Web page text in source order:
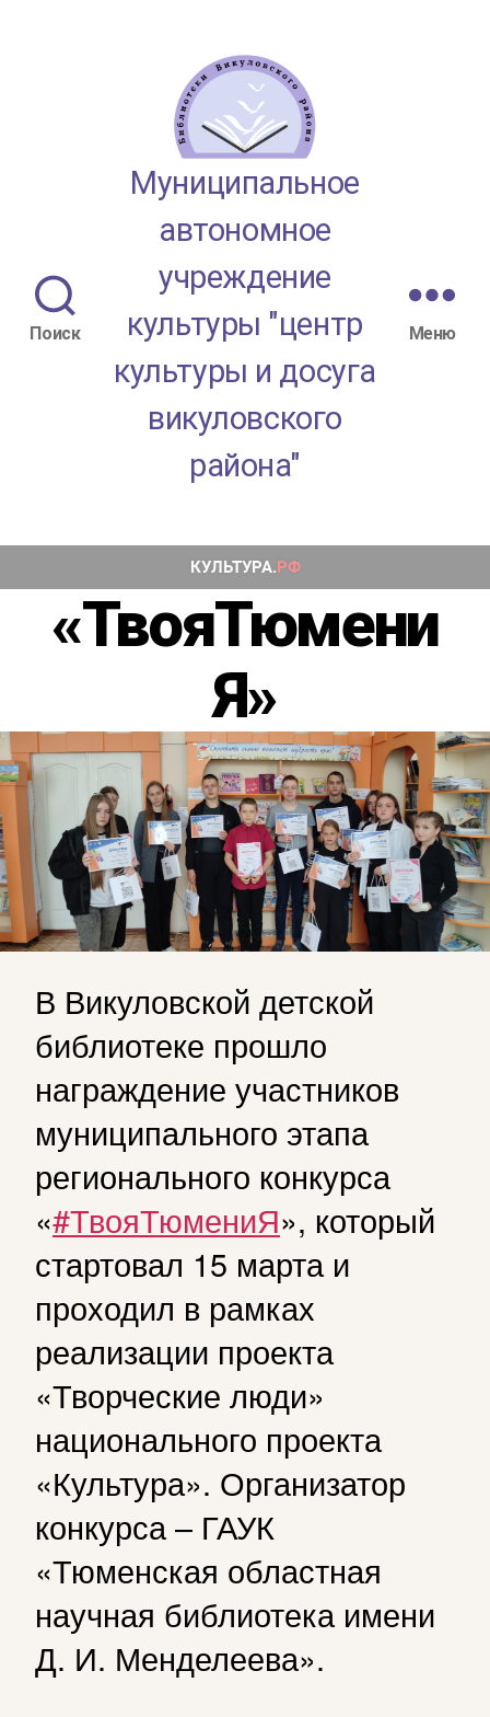
Поиск
МАУК
"ЦКД
района"
Муниципальное
автономное
учреждение
культуры "центр
культуры и досуга
викуловского
района"
Меню
«ТвояТюмени
Я»
В Викуловской детской
библиотеке прошло
награждение участников
муниципального этапа
регионального конкурса
«#ТвояТюмениЯ», который
стартовал 15 марта и
проходил в рамках
реализации проекта
«Творческие люди»
национального проекта
«Культура». Организатор
конкурса – ГАУК
«Тюменская областная
научная библиотека имени
Д. И. Менделеева».